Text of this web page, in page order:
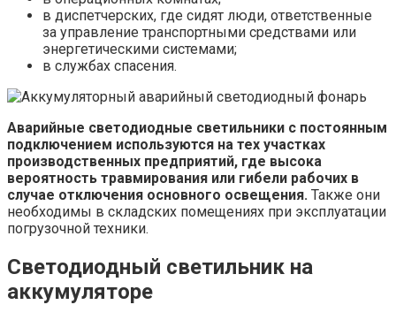
в диспетчерских, где сидят люди, ответственные
за управление транспортными средствами или
энергетическими системами;
в службах спасения.
Аварийные светодиодные светильники с постоянным
подключением используются на тех участках
производственных предприятий, где высока
вероятность травмирования или гибели рабочих в
случае отключения основного освещения. Также они
необходимы в складских помещениях при эксплуатации
погрузочной техники.
Светодиодный светильник на
аккумуляторе